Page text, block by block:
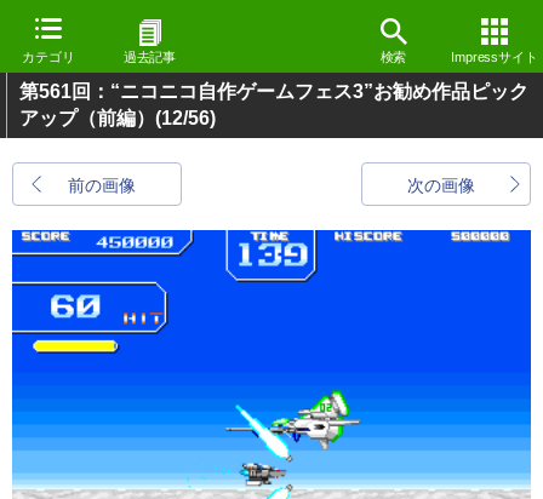
カテゴリ 過去記事 検索 Impressサイト
第561回：“ニコニコ自作ゲームフェス3”お勧め作品ピック
アップ（前編） (12/56)
前の画像 次の画像